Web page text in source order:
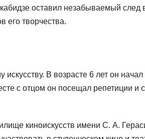
оставил незабываемый след
его творчества.
В возрасте 6 лет он начал
с отцом он посещал репетиции и
киноискусств имени С. А.